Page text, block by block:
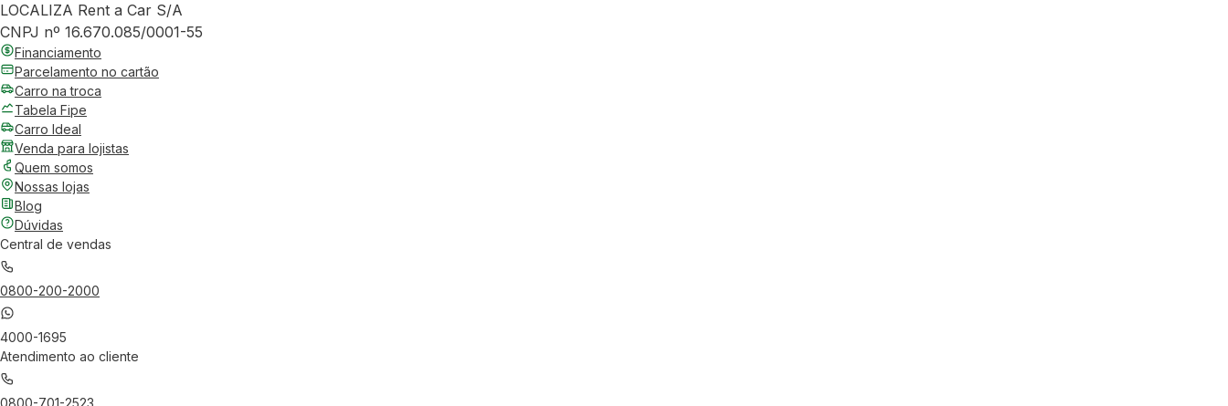
LOCALIZA Rent a Car S/A
CNPJ nº 16.670.085/0001-55
Financiamento
Parcelamento no cartão
Carro na troca
Tabela Fipe
Carro Ideal
Venda para lojistas
Quem somos
Nossas lojas
Blog
Dúvidas
Central de vendas
0800-200-2000
4000-1695
Atendimento ao cliente
0800-701-2523